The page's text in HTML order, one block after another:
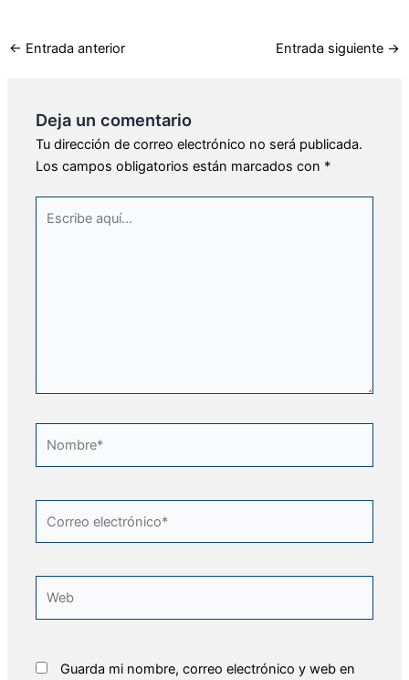
← Entrada anterior Entrada siguiente →
Deja un comentario
Tu dirección de correo electrónico no será publicada.
Los campos obligatorios están marcados con *
electrónico*
Guarda mi nombre, correo electrónico y web en